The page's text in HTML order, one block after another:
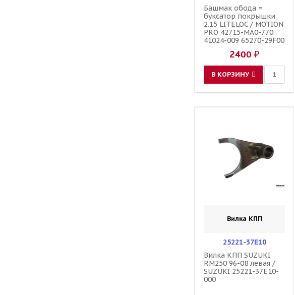
Башмак обода =
буксатор покрышки
2.15 LITELOC / MOTION
PRO 42715-MA0-770
41024-009 65270-29F00
25394-00-00
2400 ₽
В КОРЗИНУ
Вилка КПП
25221-37E10
Вилка КПП SUZUKI
RM250 96-08 левая /
SUZUKI 25221-37E10-
000